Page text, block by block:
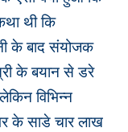
थी कि
के बाद संयोजक
के बयान से डरे
विभिन्न
के साडे चार लाख